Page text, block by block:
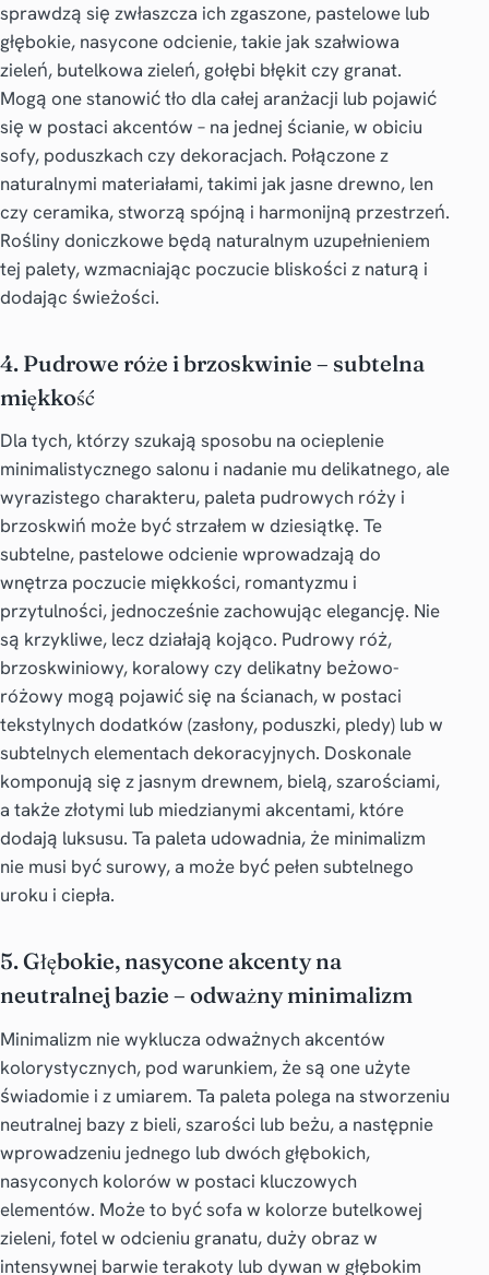
sprawdzą się zwłaszcza ich zgaszone, pastelowe lub
głębokie, nasycone odcienie, takie jak szałwiowa
zieleń, butelkowa zieleń, gołębi błękit czy granat.
Mogą one stanowić tło dla całej aranżacji lub pojawić
się w postaci akcentów – na jednej ścianie, w obiciu
sofy, poduszkach czy dekoracjach. Połączone z
naturalnymi materiałami, takimi jak jasne drewno, len
czy ceramika, stworzą spójną i harmonijną przestrzeń.
Rośliny doniczkowe będą naturalnym uzupełnieniem
tej palety, wzmacniając poczucie bliskości z naturą i
dodając świeżości.
4. Pudrowe róże i brzoskwinie – subtelna
miękkość
Dla tych, którzy szukają sposobu na ocieplenie
minimalistycznego salonu i nadanie mu delikatnego, ale
wyrazistego charakteru, paleta pudrowych róży i
brzoskwiń może być strzałem w dziesiątkę. Te
subtelne, pastelowe odcienie wprowadzają do
wnętrza poczucie miękkości, romantyzmu i
przytulności, jednocześnie zachowując elegancję. Nie
są krzykliwe, lecz działają kojąco. Pudrowy róż,
brzoskwiniowy, koralowy czy delikatny beżowo-
różowy mogą pojawić się na ścianach, w postaci
tekstylnych dodatków (zasłony, poduszki, pledy) lub w
subtelnych elementach dekoracyjnych. Doskonale
komponują się z jasnym drewnem, bielą, szarościami,
a także złotymi lub miedzianymi akcentami, które
dodają luksusu. Ta paleta udowadnia, że minimalizm
nie musi być surowy, a może być pełen subtelnego
uroku i ciepła.
5. Głębokie, nasycone akcenty na
neutralnej bazie – odważny minimalizm
Minimalizm nie wyklucza odważnych akcentów
kolorystycznych, pod warunkiem, że są one użyte
świadomie i z umiarem. Ta paleta polega na stworzeniu
neutralnej bazy z bieli, szarości lub beżu, a następnie
wprowadzeniu jednego lub dwóch głębokich,
nasyconych kolorów w postaci kluczowych
elementów. Może to być sofa w kolorze butelkowej
zieleni, fotel w odcieniu granatu, duży obraz w
intensywnej barwie terakoty lub dywan w głębokim